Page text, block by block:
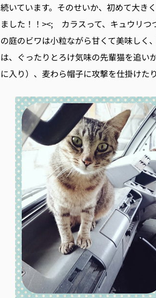
続いています。そのせいか、初めて大き
ました！！><; カラスって、キュウリつ
の庭のビワは小粒ながら甘くて美味しく
は、ぐったりとろけ気味の先輩猫を追い
に入り）、麦わら帽子に攻撃を仕掛けた